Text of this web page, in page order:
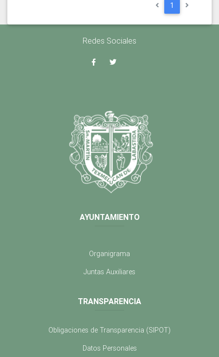
1
Redes Sociales
AYUNTAMIENTO
Organigrama
Juntas Auxiliares
TRANSPARENCIA
Obligaciones de Transparencia (SIPOT)
Datos Personales